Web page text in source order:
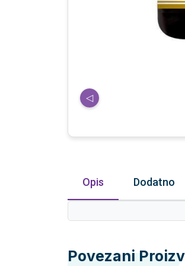
◁
Opis Dodatno
Povezani